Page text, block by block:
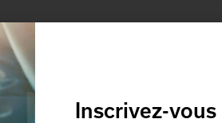
Inscrivez-vous